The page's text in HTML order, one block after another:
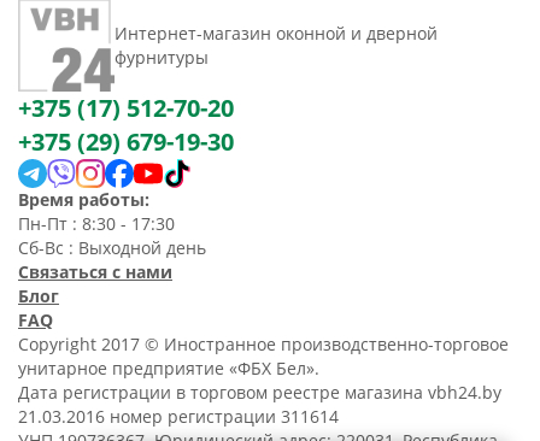
Интернет-магазин оконной и дверной
фурнитуры
+375 (17) 512-70-20
+375 (29) 679-19-30
Время работы:
Пн-Пт : 8:30 - 17:30
Сб-Вс : Выходной день
Связаться с нами
Блог
FAQ
Copyright 2017 © Иностранное производственно-торговое
унитарное предприятие «ФБХ Бел».
Дата регистрации в торговом реестре магазина vbh24.by
21.03.2016 номер регистрации 311614